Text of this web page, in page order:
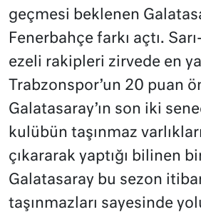
geçmesi beklenen
Fenerbahçe farkı açtı.
ezeli rakipleri zirvede en
Trabzonspor’un 20 puan
Galatasaray’ın son iki
kulübün taşınmaz
çıkararak yaptığı bilinen
Galatasaray bu sezon
taşınmazları sayesinde